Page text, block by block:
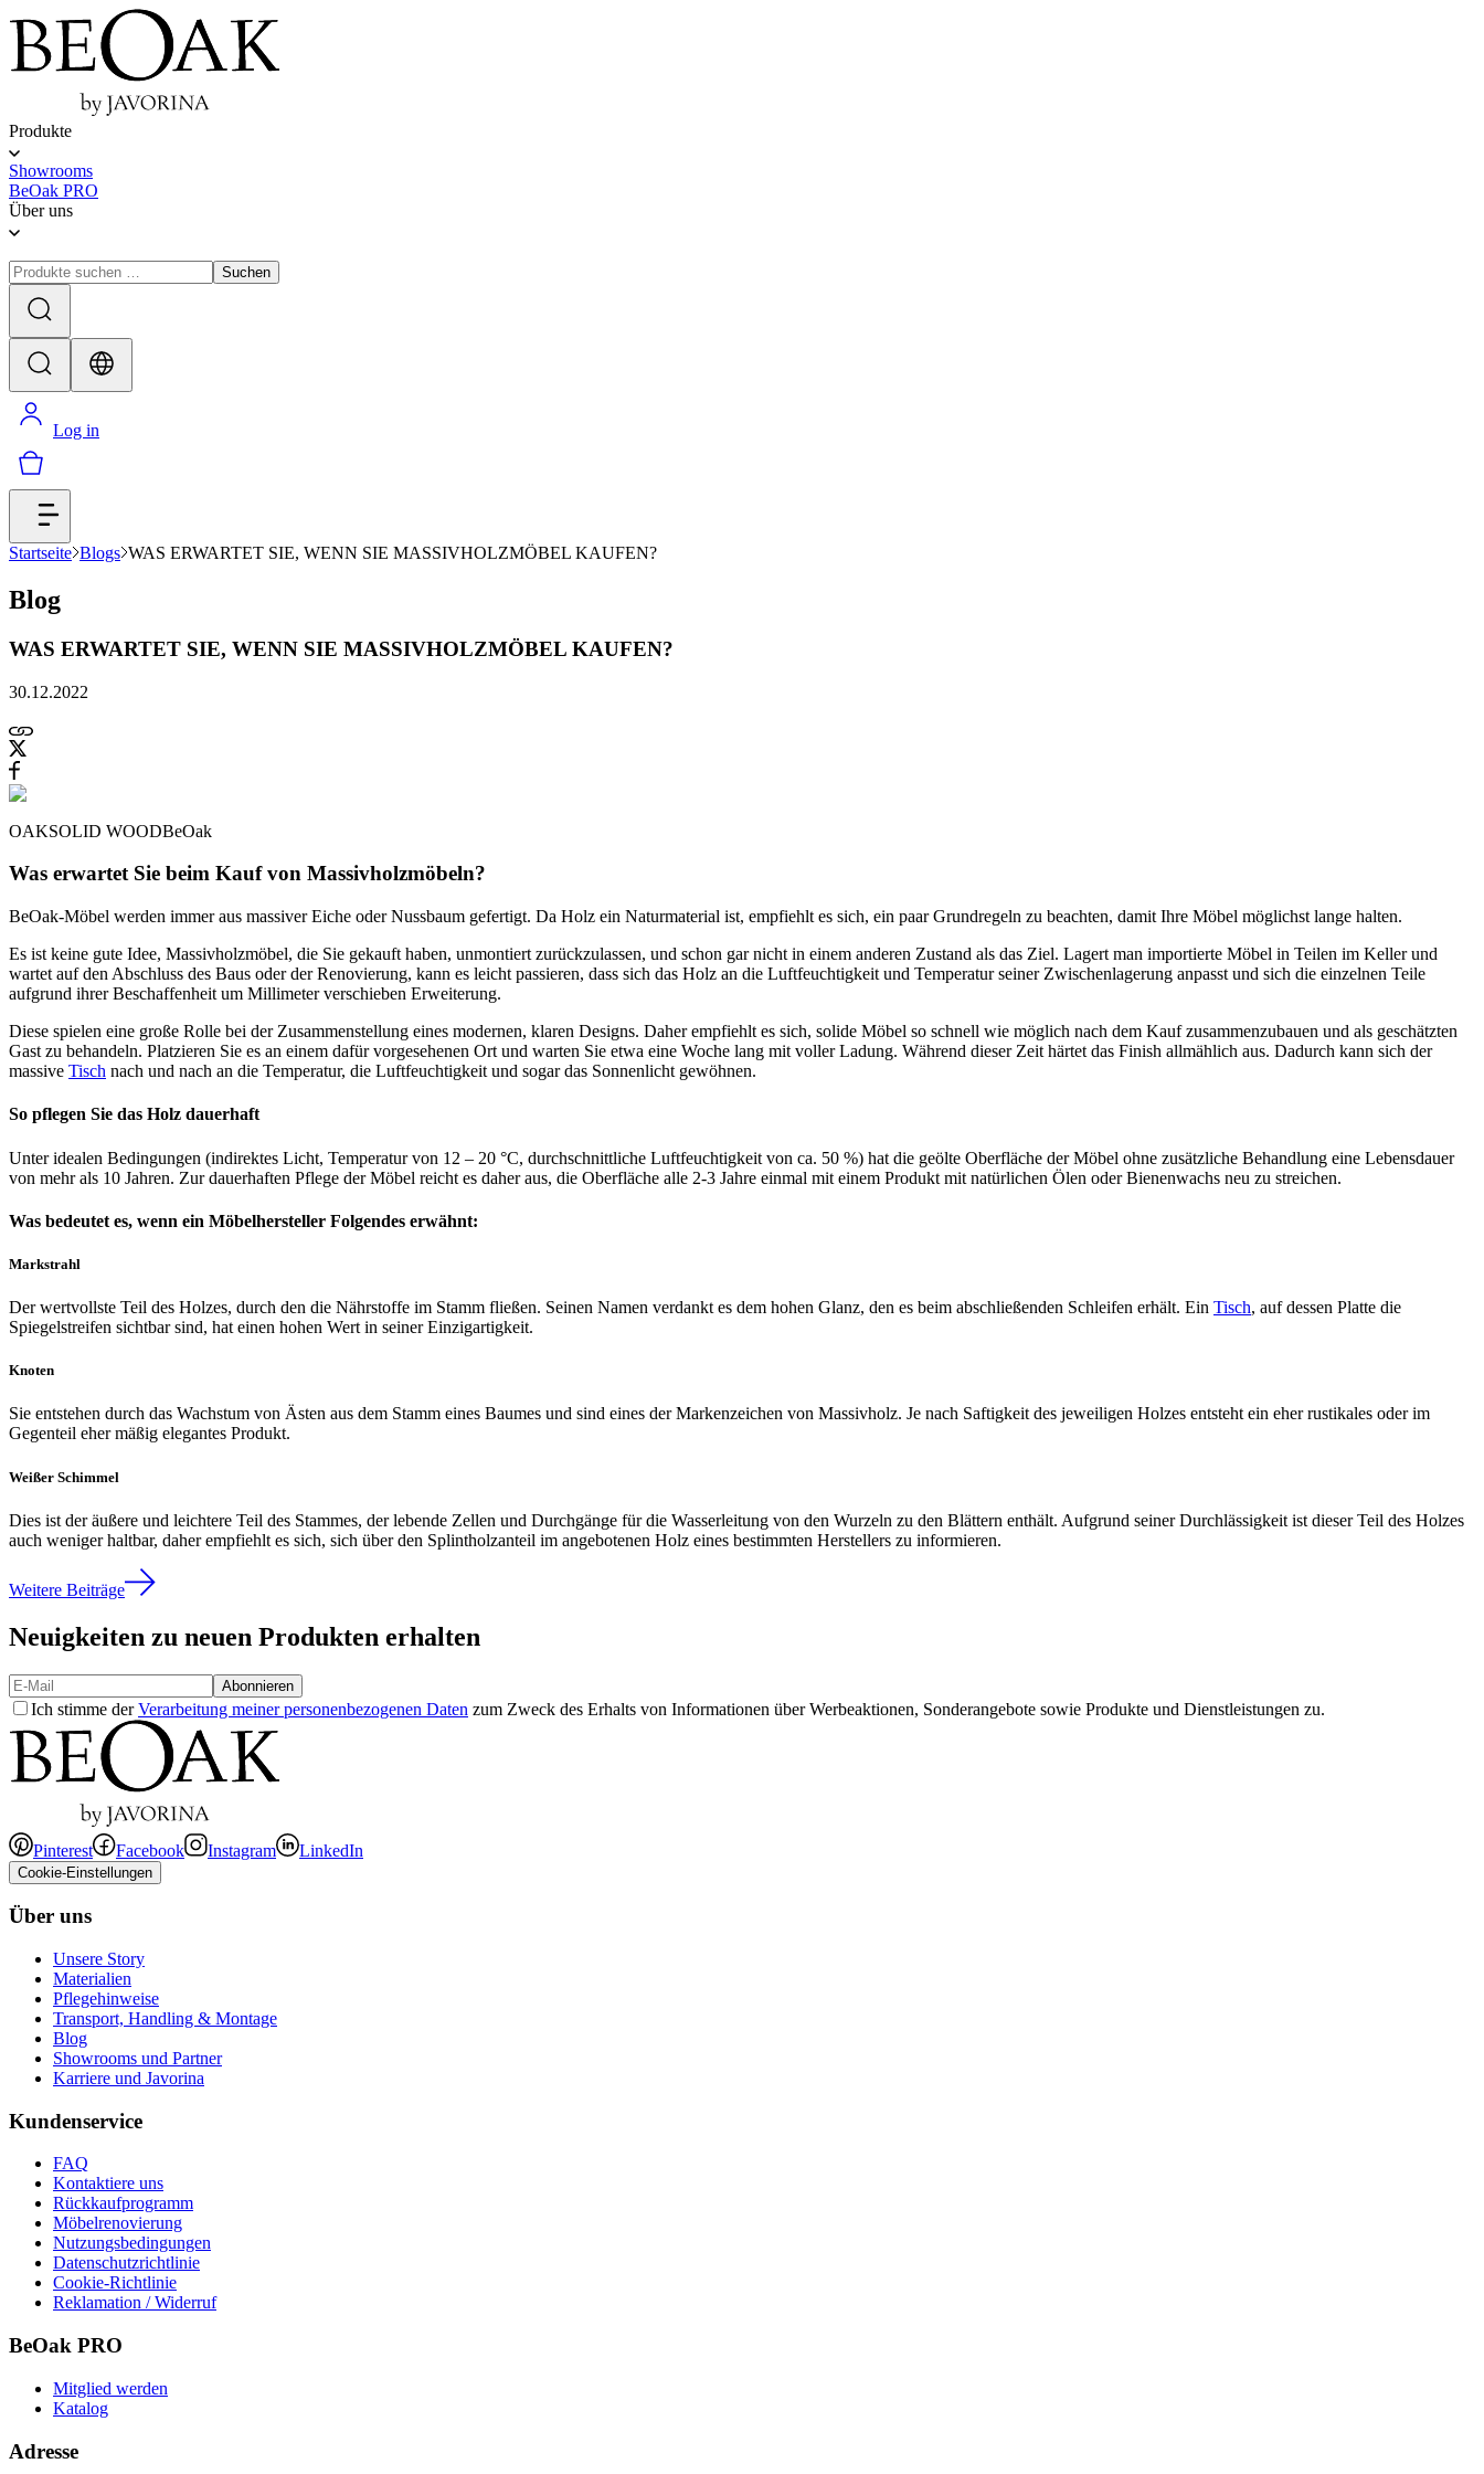
Produkte
Showrooms
BeOak PRO
Über uns
Suchen
Log in
Startseite Blogs WAS ERWARTET SIE, WENN SIE MASSIVHOLZMÖBEL KAUFEN?
Blog
WAS ERWARTET SIE, WENN SIE MASSIVHOLZMÖBEL KAUFEN?
30.12.2022
OAKSOLID WOODBeOak
Was erwartet Sie beim Kauf von Massivholzmöbeln?
BeOak-Möbel werden immer aus massiver Eiche oder Nussbaum gefertigt. Da Holz ein Naturmaterial ist, empfiehlt es sich, ein paar Grundregeln zu beachten, damit Ihre Möbel möglichst lange halten.
Es ist keine gute Idee, Massivholzmöbel, die Sie gekauft haben, unmontiert zurückzulassen, und schon gar nicht in einem anderen Zustand als das Ziel. Lagert man importierte Möbel in Teilen im Keller und
wartet auf den Abschluss des Baus oder der Renovierung, kann es leicht passieren, dass sich das Holz an die Luftfeuchtigkeit und Temperatur seiner Zwischenlagerung anpasst und sich die einzelnen Teile
aufgrund ihrer Beschaffenheit um Millimeter verschieben Erweiterung.
Diese spielen eine große Rolle bei der Zusammenstellung eines modernen, klaren Designs. Daher empfiehlt es sich, solide Möbel so schnell wie möglich nach dem Kauf zusammenzubauen und als geschätzten
Gast zu behandeln. Platzieren Sie es an einem dafür vorgesehenen Ort und warten Sie etwa eine Woche lang mit voller Ladung. Während dieser Zeit härtet das Finish allmählich aus. Dadurch kann sich der
massive Tisch nach und nach an die Temperatur, die Luftfeuchtigkeit und sogar das Sonnenlicht gewöhnen.
So pflegen Sie das Holz dauerhaft
Unter idealen Bedingungen (indirektes Licht, Temperatur von 12 – 20 °C, durchschnittliche Luftfeuchtigkeit von ca. 50 %) hat die geölte Oberfläche der Möbel ohne zusätzliche Behandlung eine Lebensdauer
von mehr als 10 Jahren. Zur dauerhaften Pflege der Möbel reicht es daher aus, die Oberfläche alle 2-3 Jahre einmal mit einem Produkt mit natürlichen Ölen oder Bienenwachs neu zu streichen.
Was bedeutet es, wenn ein Möbelhersteller Folgendes erwähnt:
Markstrahl
Der wertvollste Teil des Holzes, durch den die Nährstoffe im Stamm fließen. Seinen Namen verdankt es dem hohen Glanz, den es beim abschließenden Schleifen erhält. Ein Tisch, auf dessen Platte die
Spiegelstreifen sichtbar sind, hat einen hohen Wert in seiner Einzigartigkeit.
Knoten
Sie entstehen durch das Wachstum von Ästen aus dem Stamm eines Baumes und sind eines der Markenzeichen von Massivholz. Je nach Saftigkeit des jeweiligen Holzes entsteht ein eher rustikales oder im
Gegenteil eher mäßig elegantes Produkt.
Weißer Schimmel
Dies ist der äußere und leichtere Teil des Stammes, der lebende Zellen und Durchgänge für die Wasserleitung von den Wurzeln zu den Blättern enthält. Aufgrund seiner Durchlässigkeit ist dieser Teil des Holzes
auch weniger haltbar, daher empfiehlt es sich, sich über den Splintholzanteil im angebotenen Holz eines bestimmten Herstellers zu informieren.
Weitere Beiträge
Neuigkeiten zu neuen Produkten erhalten
Abonnieren
Ich stimme derVerarbeitung meiner personenbezogenen Daten zum Zweck des Erhalts von Informationen über Werbeaktionen, Sonderangebote sowie Produkte und Dienstleistungen zu.
Pinterest Facebook Instagram LinkedIn
Cookie-Einstellungen
Über uns
Unsere Story
Materialien
Pflegehinweise
Transport, Handling & Montage
Blog
Showrooms und Partner
Karriere und Javorina
Kundenservice
FAQ
Kontaktiere uns
Rückkaufprogramm
Möbelrenovierung
Nutzungsbedingungen
Datenschutzrichtlinie
Cookie-Richtlinie
Reklamation / Widerruf
BeOak PRO
Mitglied werden
Katalog
Adresse